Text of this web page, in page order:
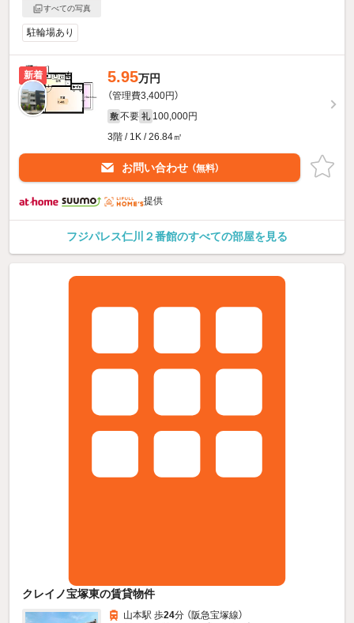
すべての写真
駐輪場あり
新着 5.95万円
（管理費3,400円）
敷 不要 礼 100,000円
3階 / 1K / 26.84㎡
お問い合わせ （無料）
提供
フジパレス仁川２番館のすべての部屋を見る
クレイノ宝塚東の賃貸物件
山本駅 歩24分 （阪急宝塚線）